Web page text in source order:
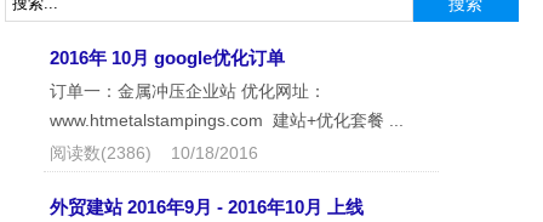
2016年 10月 google优化订单
订单一：金属冲压企业站 优化网址：
www.htmetalstampings.com 建站+优化套餐 ...
阅读数(2386) 10/18/2016
外贸建站 2016年9月 - 2016年10月 上线